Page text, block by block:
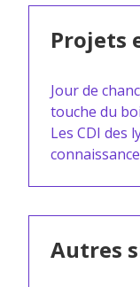
Projets
Jour de
touche du
Les CDI des
connaissance
Autres